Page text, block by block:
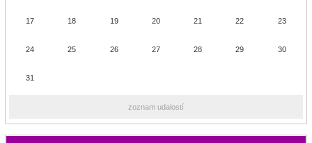
17 18 19 20 21 22 23
24 25 26 27 28 29 30
31
zoznam udalostí